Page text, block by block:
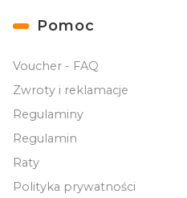
Linki w stopce
Pomoc
Voucher - FAQ
Zwroty i reklamacje
Regulaminy
Regulamin
Raty
Polityka prywatności